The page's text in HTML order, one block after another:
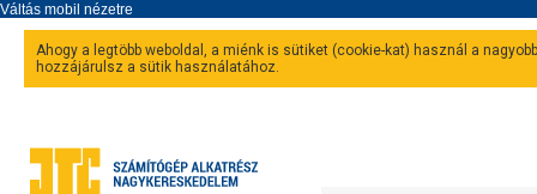
Ahogy a legtöbb weboldal, a miénk is sütiket (cookie-kat) használ a
hozzájárulsz a sütik használatához.